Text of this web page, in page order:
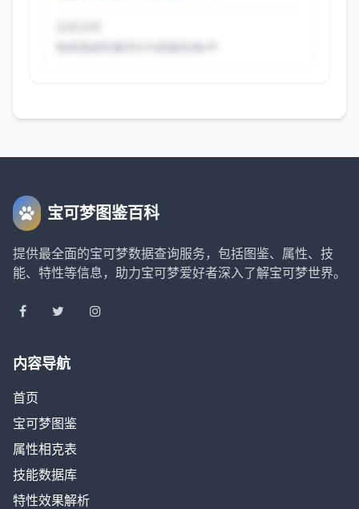
密码错误，请重新输入
宝可梦图鉴百科
提供最全面的宝可梦数据查询服务，包括图鉴、属性、技
能、特性等信息，助力宝可梦爱好者深入了解宝可梦世界。
内容导航
首页
宝可梦图鉴
属性相克表
技能数据库
特性效果解析